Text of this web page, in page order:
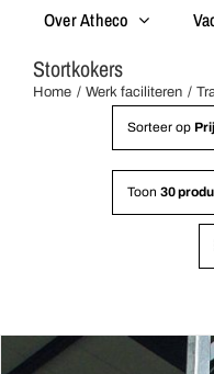
Over Atheco
Stortkokers
Home Werk faciliteren
Sorteer op
Toon 30